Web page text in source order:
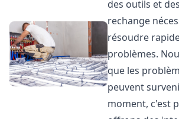
des outils et
rechange
résoudre
problèmes.
que les
peuvent
moment, c'est